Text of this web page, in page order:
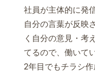
社員が主体的に発
自分の言葉が反映
く自分の意見・考
てるので、働いて
2年目でもチラシ